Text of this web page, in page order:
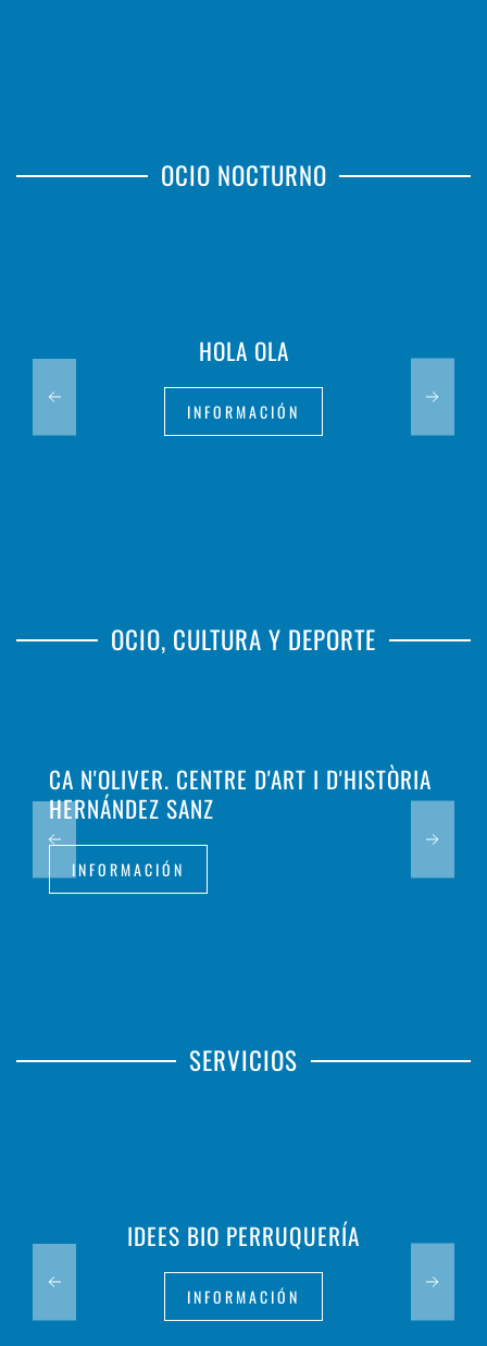
OCIO NOCTURNO
HOLA OLA
INFORMACIÓN
OCIO, CULTURA Y DEPORTE
CA N'OLIVER. CENTRE D'ART I D'HISTÒRIA
HERNÁNDEZ SANZ
INFORMACIÓN
SERVICIOS
IDEES BIO PERRUQUERÍA
INFORMACIÓN